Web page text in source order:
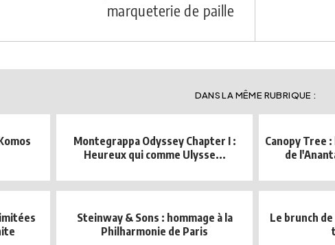
marqueterie de paille
DANS LA MÊME RUBRIQUE :
Montegrappa Odyssey Chapter I :
Heureux qui comme Ulysse...
Canopy Tree
de
Steinway & Sons : hommage à la
Philharmonie de Paris
Le brunch